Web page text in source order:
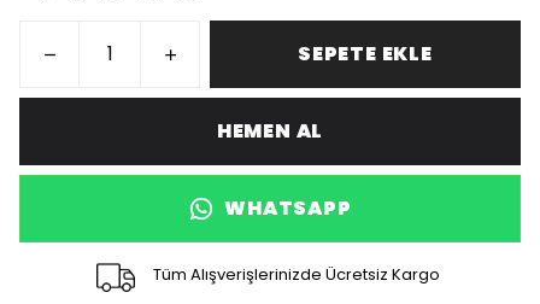
SEPETE EKLE
HEMEN AL
WHATSAPP
Tüm Alışverişlerinizde Ücretsiz Kargo